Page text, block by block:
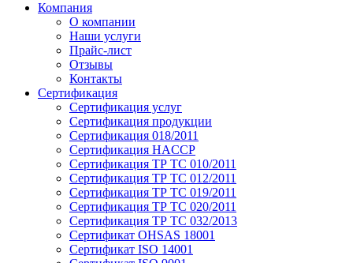
Компания
О компании
Наши услуги
Прайс-лист
Отзывы
Контакты
Сертификация
Сертификация услуг
Сертификация продукции
Сертификация 018/2011
Сертификация HACCP
Сертификация ТР ТС 010/2011
Сертификация ТР ТС 012/2011
Сертификация ТР ТС 019/2011
Сертификация ТР ТС 020/2011
Сертификация ТР ТС 032/2013
Сертификат OHSAS 18001
Сертификат ISO 14001